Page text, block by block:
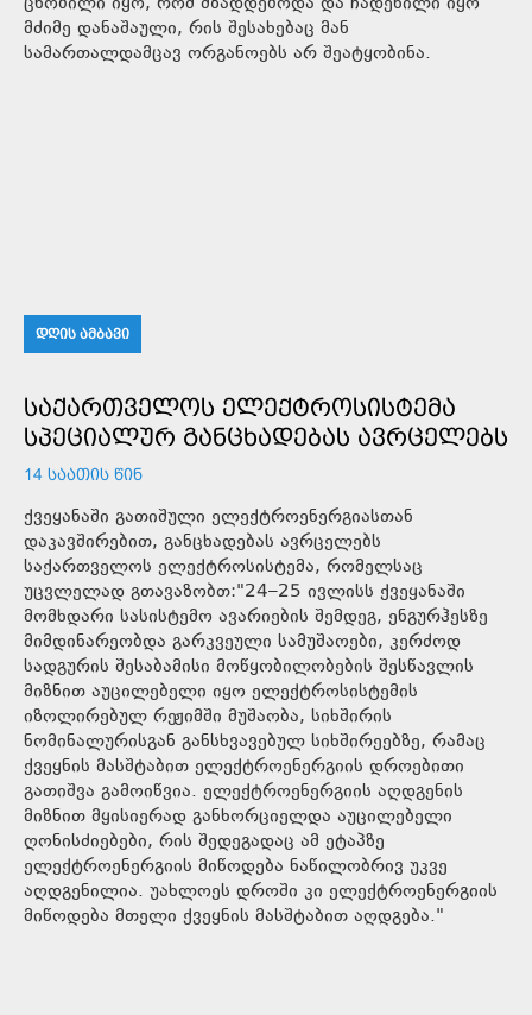
მძიმე დანაშაული, რის შესახებაც მან
სამართალდამცავ ორგანოებს არ შეატყობინა.
ᲓᲦᲘᲡ ᲐᲛᲑᲐᲕᲘ
ᲡᲐᲥᲐᲠᲗᲕᲔᲚᲝᲡ ᲔᲚᲔᲥᲢᲠᲝᲡᲘᲡᲢᲔᲛᲐ
ᲡᲞᲔᲪᲘᲐᲚᲣᲠ ᲒᲐᲜᲪᲮᲐᲓᲔᲑᲐᲡ ᲐᲕᲠᲪᲔᲚᲔᲑᲡ
14 ᲡᲐᲐᲗᲘᲡ ᲬᲘᲜ
ქვეყანაში გათიშული ელექტროენერგიასთან
დაკავშირებით, განცხადებას ავრცელებს
საქართველოს ელექტროსისტემა, რომელსაც
უცვლელად გთავაზობთ:"24–25 ივლისს ქვეყანაში
მომხდარი სასისტემო ავარიების შემდეგ, ენგურჰესზე
მიმდინარეობდა გარკვეული სამუშაოები, კერძოდ
სადგურის შესაბამისი მოწყობილობების შესწავლის
მიზნით აუცილებელი იყო ელექტროსისტემის
იზოლირებულ რეჟიმში მუშაობა, სიხშირის
ნომინალურისგან განსხვავებულ სიხშირეებზე, რამაც
ქვეყნის მასშტაბით ელექტროენერგიის დროებითი
გათიშვა გამოიწვია. ელექტროენერგიის აღდგენის
მიზნით მყისიერად განხორციელდა აუცილებელი
ღონისძიებები, რის შედეგადაც ამ ეტაპზე
ელექტროენერგიის მიწოდება ნაწილობრივ უკვე
აღდგენილია. უახლოეს დროში კი ელექტროენერგიის
მიწოდება მთელი ქვეყნის მასშტაბით აღდგება."